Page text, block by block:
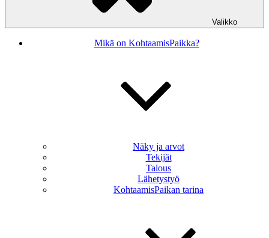
Valikko
Mikä on KohtaamisPaikka?
Näky ja arvot
Tekijät
Talous
Lähetystyö
KohtaamisPaikan tarina